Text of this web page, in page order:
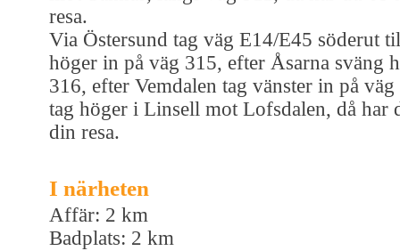
resa.
Via Östersund tag väg E14/E45 söderut
höger in på väg 315, efter Åsarna sväng
316, efter Vemdalen tag vänster in på
tag höger i Linsell mot Lofsdalen, då har
din resa.
I närheten
Affär: 2 km
Badplats: 2 km